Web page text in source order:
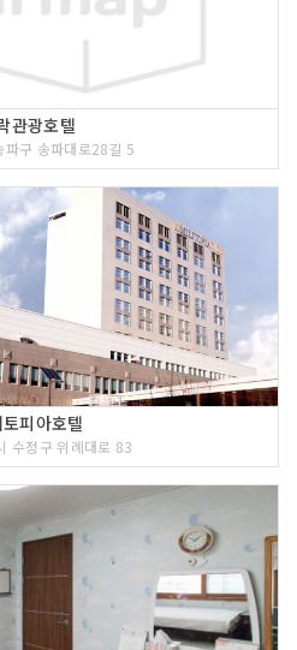
관광호텔
파구 송파대로28길 5
피아호텔
수정구 위례대로 83